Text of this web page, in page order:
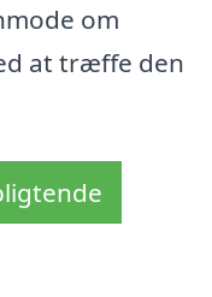
om
at træffe den